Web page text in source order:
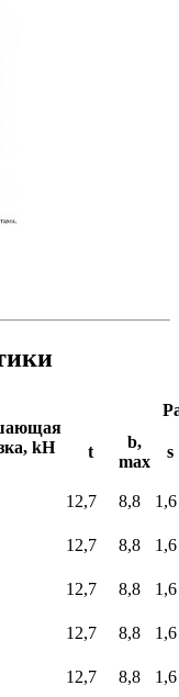
kH
t
b,
max
s
12,7 8,8
1,6
12,7 8,8
1,6
12,7 8,8
1,6
12,7 8,8
1,6
12,7 8,8
1,6